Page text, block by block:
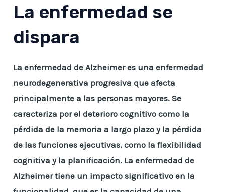
La enfermedad se
dispara
La enfermedad de Alzheimer es una enfermedad
neurodegenerativa progresiva que afecta
principalmente a las personas mayores. Se
caracteriza por el deterioro cognitivo como la
pérdida de la memoria a largo plazo y la pérdida
de las funciones ejecutivas, como la flexibilidad
cognitiva y la planificación. La enfermedad de
Alzheimer tiene un impacto significativo en la